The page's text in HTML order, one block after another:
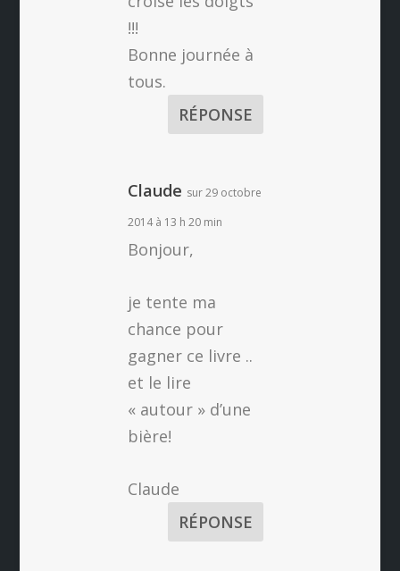
!!!
Bonne journée à
tous.
RÉPONSE
Claude sur 29 octobre
2014 à 13 h 20 min
Bonjour,
je tente ma
chance pour
gagner ce livre ..
et le lire
« autour » d’une
bière!
Claude
RÉPONSE